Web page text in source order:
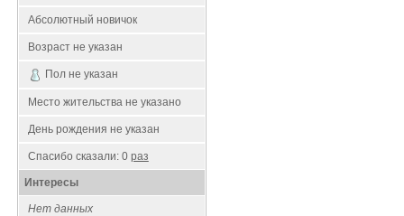
Абсолютный новичок
Возраст не указан
Пол не указан
Место жительства не указано
День рождения не указан
Спасибо сказали: 0 раз
Интересы
Нет данных